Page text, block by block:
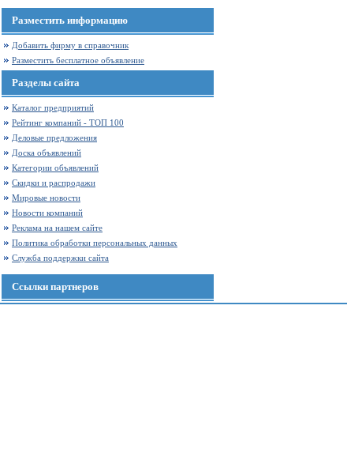
Разместить информацию
Добавить фирму в справочник
Разместить бесплатное объявление
Разделы сайта
Каталог предприятий
Рейтинг компаний - ТОП 100
Деловые предложения
Доска объявлений
Категории объявлений
Скидки и распродажи
Мировые новости
Новости компаний
Реклама на нашем сайте
Политика обработки персональных данных
Служба поддержки сайта
Ссылки партнеров